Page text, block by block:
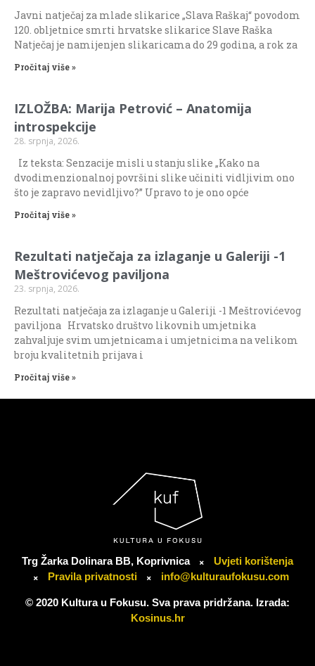
Javni natječaj za mlade slikarice „Slava Raškaj“ povodom
120. obljetnice smrti hrvatske slikarice Slave Raška
Natječaj je namijenjen slikaricama do 29 godina, a rok za
Pročitaj više »
IZLOŽBA: Marija Petrović – Anatomija
introspekcije
28. srpnja, 2026.
Iz teksta: Senzacije misli u stanju slike „Kako na
dvodimenzionalnoj površini slike učiniti vidljivim ono
što je zapravo nevidljivo?” Upravo to je ono opće
Pročitaj više »
Rezultati natječaja za izlaganje u Galeriji -1
Meštrovićevog paviljona
23. srpnja, 2026.
Rezultati natječaja za izlaganje u Galeriji -1 Meštrovićevog
paviljona Hrvatsko društvo likovnih umjetnika
zahvaljuje svim umjetnicama i umjetnicima na velikom
broju kvalitetnih prijava i
Pročitaj više »
Trg Žarka Dolinara BB, Koprivnica
Uvjeti korištenja
Pravila privatnosti
info@kulturaufokusu.com
© 2020 Kultura u Fokusu. Sva prava pridržana. Izrada:
Kosinus.hr